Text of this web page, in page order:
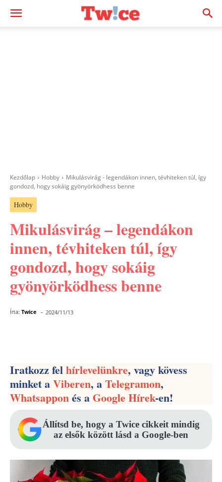
Kezdőlap Hobby
Mikulásvirág - legendákon innen, tévhiteken túl, így
gondozd, hogy sokáig gyönyörködhess benne
Hobby
Mikulásvirág – legendákon
innen, tévhiteken túl, így
gondozd, hogy sokáig
gyönyörködhess benne
Írta: Twice - 2024/11/13
Iratkozz felhírlevelünkre, vagy kövess
minket aViberen, aTelegramon,
Whatsapponés aGoogle Hírek-en!
Állítsd be, hogy a Twice cikkeit mindig
az elsők között lásd a Google-ben